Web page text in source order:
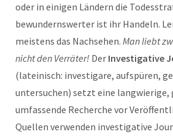
oder in einigen Ländern die
bewundernswerter ist ihr Handeln.
meistens das Nachsehen. Man liebt
nicht den Verräter! Der Investigative
(lateinisch: investigare, aufspüren,
untersuchen) setzt eine langwierige,
umfassende Recherche vor
Quellen verwenden investigative